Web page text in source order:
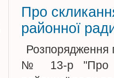
Про
районної
Розпорядження
№ 13-р "Про